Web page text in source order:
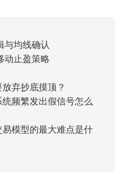
个赞。晚些时候，我会按点赞数
与均线确认
动止盈策略
弃抄底摸顶？
频繁发出假信号怎么
模型的最大难点是什